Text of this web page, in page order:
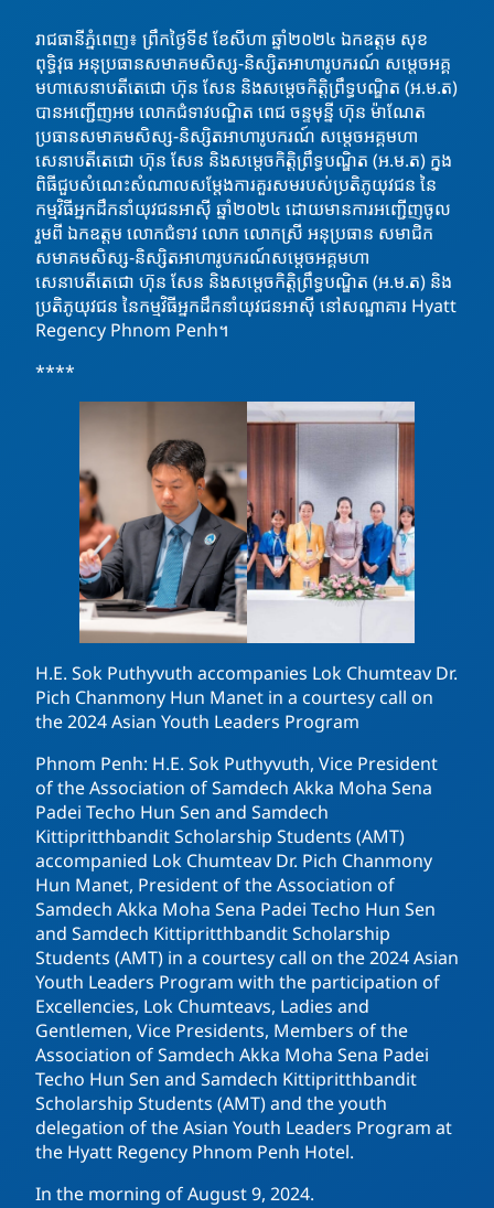
រាជធានីភ្នំពេញ៖ ព្រឹកថ្ងៃទី៩ ខែសីហា ឆ្នាំ២០២៤ ឯកឧត្តម សុខ
ពុទ្ធិវុធ អនុប្រធានសមាគមសិស្ស-និស្សិតអាហារូបករណ៍ សម្តេចអគ្គ
មហាសេនាបតីតេជោ ហ៊ុន សែន និងសម្ដេចកិត្តិព្រឹទ្ធបណ្ឌិត (អ.ម.ត)
បានអញ្ជើញអម លោកជំទាវបណ្ឌិត ពេជ ចន្ទមុន្នី ហ៊ុន ម៉ាណែត
ប្រធានសមាគមសិស្ស-និស្សិតអាហារូបករណ៍ សម្តេចអគ្គមហា
សេនាបតីតេជោ ហ៊ុន សែន និងសម្ដេចកិត្តិព្រឹទ្ធបណ្ឌិត (អ.ម.ត) ក្នុង
ពិធីជួបសំណេះសំណាលសម្ដែងការគួរសមរបស់ប្រតិភូយុវជន នៃ
កម្មវិធីអ្នកដឹកនាំយុវជនអាស៊ី ឆ្នាំ២០២៤ ដោយមានការអញ្ជើញចូល
រួមពី ឯកឧត្តម លោកជំទាវ លោក លោកស្រី អនុប្រធាន សមាជិក
សមាគមសិស្ស-និស្សិតអាហារូបករណ៍សម្តេចអគ្គមហា
សេនាបតីតេជោ ហ៊ុន សែន និងសម្តេចកិត្តិព្រឹទ្ធបណ្ឌិត (អ.ម.ត) និង
ប្រតិភូយុវជន នៃកម្មវិធីអ្នកដឹកនាំយុវជនអាស៊ី នៅសណ្ឋាគារ Hyatt
Regency Phnom Penh។
****
H.E. Sok Puthyvuth accompanies Lok Chumteav Dr.
Pich Chanmony Hun Manet in a courtesy call on
the 2024 Asian Youth Leaders Program
Phnom Penh: H.E. Sok Puthyvuth, Vice President
of the Association of Samdech Akka Moha Sena
Padei Techo Hun Sen and Samdech
Kittipritthbandit Scholarship Students (AMT)
accompanied Lok Chumteav Dr. Pich Chanmony
Hun Manet, President of the Association of
Samdech Akka Moha Sena Padei Techo Hun Sen
and Samdech Kittipritthbandit Scholarship
Students (AMT) in a courtesy call on the 2024 Asian
Youth Leaders Program with the participation of
Excellencies, Lok Chumteavs, Ladies and
Gentlemen, Vice Presidents, Members of the
Association of Samdech Akka Moha Sena Padei
Techo Hun Sen and Samdech Kittipritthbandit
Scholarship Students (AMT) and the youth
delegation of the Asian Youth Leaders Program at
the Hyatt Regency Phnom Penh Hotel.
In the morning of August 9, 2024.